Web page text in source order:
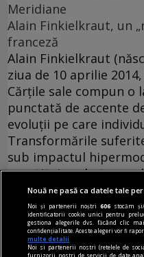
Meridiane
Alain Finkielkraut, un
franceză
Alain Finkielkraut
ziua de 10 aprilie
Cărţile sale compun o
punctată de accente
evoluţii pe care
Transformările
sub impactul
constituie substanţa
L'identité
2013.
Petre RĂILEANU
Nouă ne pasă ca datele tale
Noi și partenerii noștri606 stocăm
identificatorii cookie unici pentru
gestiona alegerile dvs. făcând clic
confidențialitate. Aceste alegeri vor fi
multe detalii
Noi si partenerii nostri (retelele de
furnizorii nostri de servicii de date